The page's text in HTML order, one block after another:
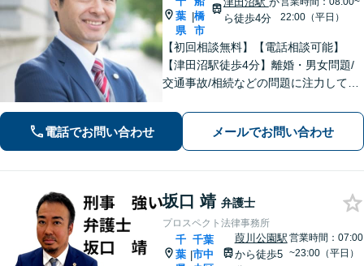
葉
県
|橋
市
ら徒歩4分
22:00（平日）
【初回相談無料】【電話相談可能】
【津田沼駅徒歩4分】離婚・男女問題/
交通事故/相続などの問題に注力してい
電話でお問い合わせ メールでお問い合わせ
坂口 靖 弁護士
プロスペクト法律事務所
千
葉 |
千葉
市中
葭川公園駅
から徒歩5
営業時間：07:00
~23:00（平日）